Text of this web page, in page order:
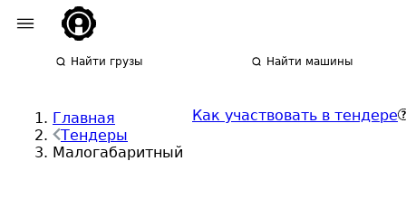
Найти грузы Найти машины
Главная
Тендеры
Малогабаритный
Как участвовать в тендере